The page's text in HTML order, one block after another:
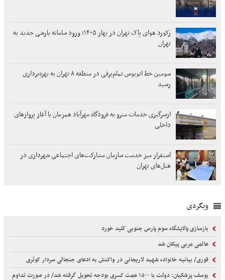
رکورد هوای پاک تهران در بهار ۱۴۰۵؛ ورود سامانه بارشی جدید به
تهران
سومین خط اتوبوس تمام‌برقی در منطقه ۸ تهران به بهره‌برداری
رسید
ازسرگیری خدمات مترو به فرودگاه مهرآباد همزمان با آغاز پروازهای
داخلی
استقرار میز خدمت سازمان مشارکت‌های اجتماعی شهرداری در
هتل‌های تهران
وبگردی
بازسازی پالایشگاه سوم پارس جنوبی کلید خورد
عالمی مربی پیکان شد
فوری/ بیانیه خانواده شهید لاریجانی در واکنش به ادعای جنجالی سردار کوثری
یوسف پزشکیان: دولت با ۱۵۰۰ همت کسری بودجه تحویل گرفته شد/ در صورت تداوم